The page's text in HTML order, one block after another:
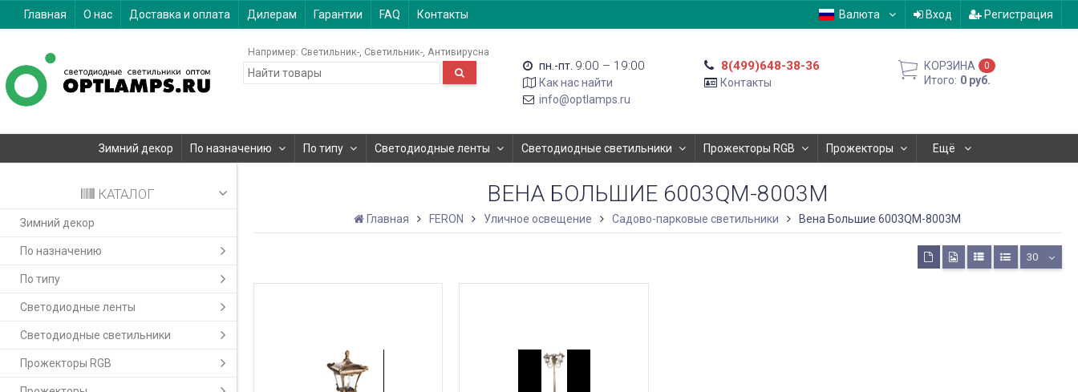
Главная О нас Доставка и оплата Дилерам Гарантии FAQ Контакты Валюта Вход Регистрация
Например: Светильник- Светильник- Антивирусна
пн.-пт. 9:00 – 19:00
Как нас найти
info@optlamps.ru
8(499)648-38-36
Контакты
КОРЗИНА 0
Итого: 0 руб.
Зимний декор По назначению По типу Светодиодные ленты Светодиодные светильники Прожекторы RGB Прожекторы Ещё
КАТАЛОГ
Зимний декор
По назначению
По типу
Светодиодные ленты
Светодиодные светильники
Прожекторы RGB
ВЕНА БОЛЬШИЕ 6003QM-8003M
Главная FERON Уличное освещение Садово-парковые светильники Вена Большие 6003QM-8003M
30